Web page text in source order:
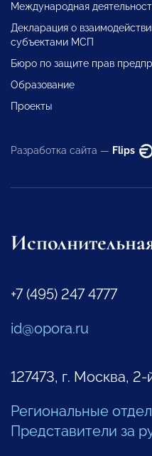
Международная
Декларация о
субъектами МСП
Бюро по защите прав
Образование
Проекты
Разработка сайта — Flips
+7 (495) 247 4777
id@opora.ru
127473, г. Москва,
Региональные
Представители за